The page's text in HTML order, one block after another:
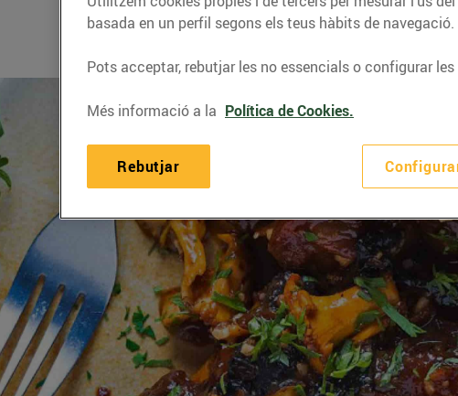
basada en un perfil segons els teus hàbits de navegació.
Pots acceptar, rebutjar les no essencials o configurar
Més informació a la Política de Cookies.
Rebutjar